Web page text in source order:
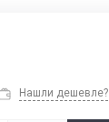
Нашли дешевле?